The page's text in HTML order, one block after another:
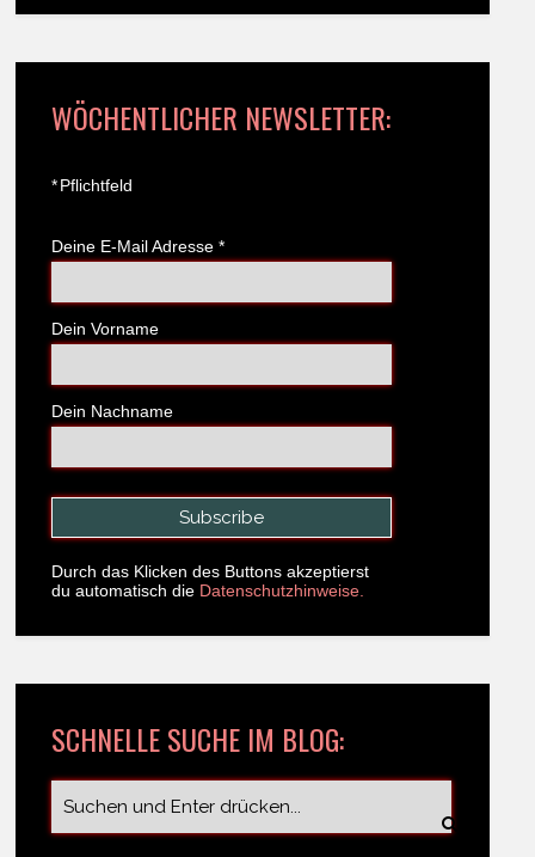
WÖCHENTLICHER NEWSLETTER:
*Pflichtfeld
Deine E-Mail Adresse *
Dein Vorname
Dein Nachname
Durch das Klicken des Buttons akzeptierst
du automatisch die Datenschutzhinweise.
SCHNELLE SUCHE IM BLOG: